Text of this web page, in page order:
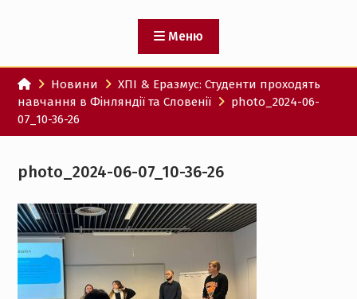
участю ХПІ обговорили
перспективи українсько-
іспанського
технологічного
партнерства
Меню
Новини
ХПІ & Еразмус: Студенти проходять
навчання в Фінляндії та Словенії
photo_2024-06-
07_10-36-26
photo_2024-06-07_10-36-26